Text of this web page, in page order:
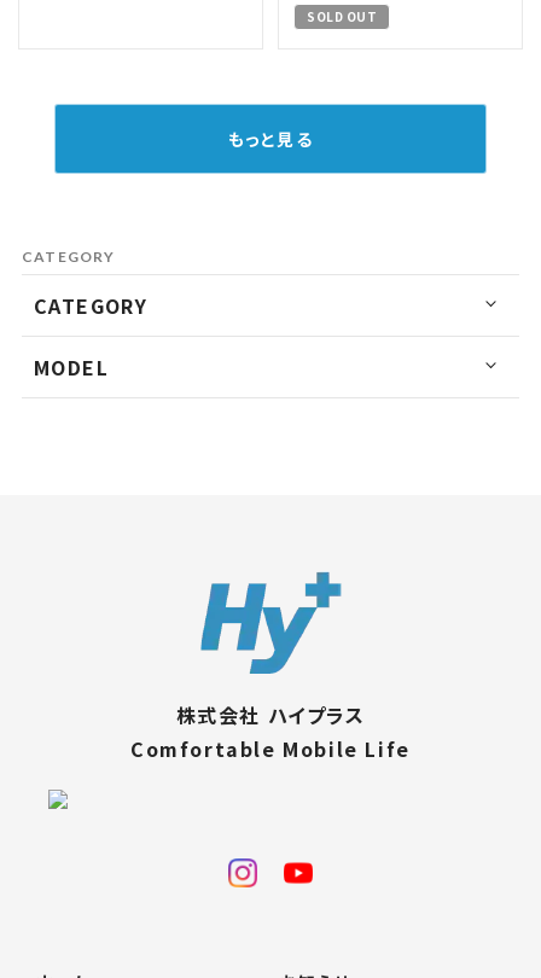
SOLD OUT
もっと見る
CATEGORY
CATEGORY
MODEL
株式会社 ハイプラス
Comfortable Mobile Life